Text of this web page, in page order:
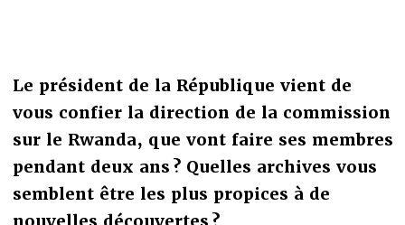
Le président de la République vient de
vous confier la direction de la commission
sur le Rwanda, que vont faire ses membres
pendant deux ans ? Quelles archives vous
semblent être les plus propices à de